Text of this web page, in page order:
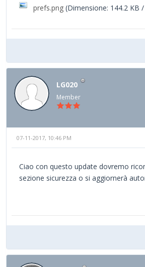
prefs.png (Dimensione: 144.2 KB
LG020
Member
07-11-2017, 10:46 PM
Ciao con questo update dovremo
sezione sicurezza o si aggiornerà